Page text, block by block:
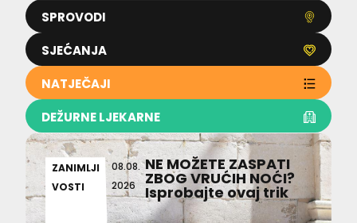
SPROVODI
SJEĆANJA
NATJEČAJI
DEŽURNE LJEKARNE
ZANIMLJI
VOSTI
08.08.
2026
NE MOŽETE ZASPATI
ZBOG VRUĆIH NOĆI?
Isprobajte ovaj trik